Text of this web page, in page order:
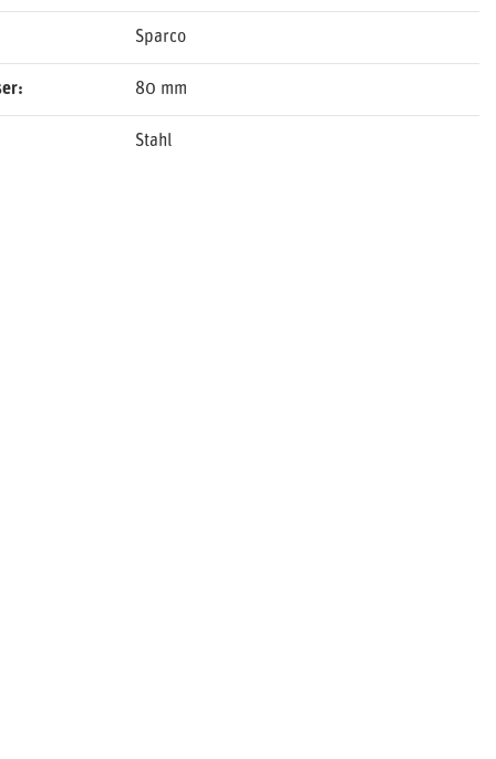
Sparco
80 mm
Stahl